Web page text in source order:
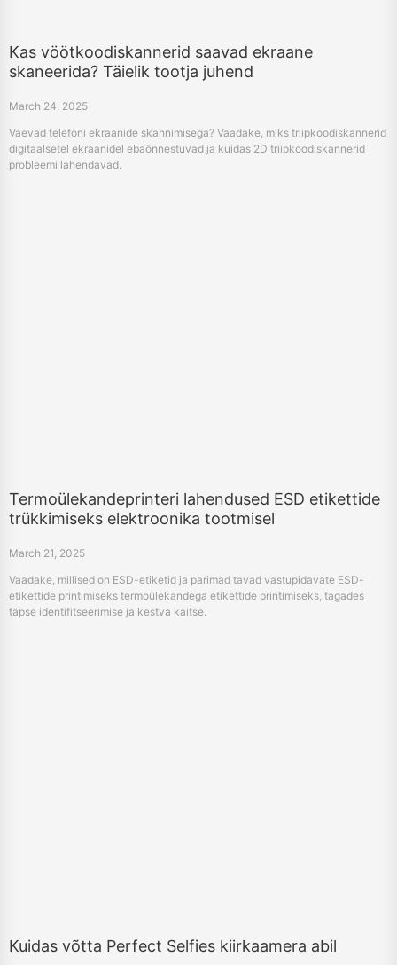
Kas vöötkoodiskannerid saavad ekraane
skaneerida? Täielik tootja juhend
March 24, 2025
Vaevad telefoni ekraanide skannimisega? Vaadake, miks triipkoodiskannerid
digitaalsetel ekraanidel ebaõnnestuvad ja kuidas 2D triipkoodiskannerid
probleemi lahendavad.
Termoülekandeprinteri lahendused ESD etikettide
trükkimiseks elektroonika tootmisel
March 21, 2025
Vaadake, millised on ESD-etiketid ja parimad tavad vastupidavate ESD-
etikettide printimiseks termoülekandega etikettide printimiseks, tagades
täpse identifitseerimise ja kestva kaitse.
Kuidas võtta Perfect Selfies kiirkaamera abil